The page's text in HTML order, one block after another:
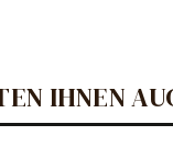
IHNEN